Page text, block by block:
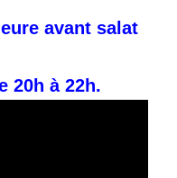
avant salat
20h à 22h.